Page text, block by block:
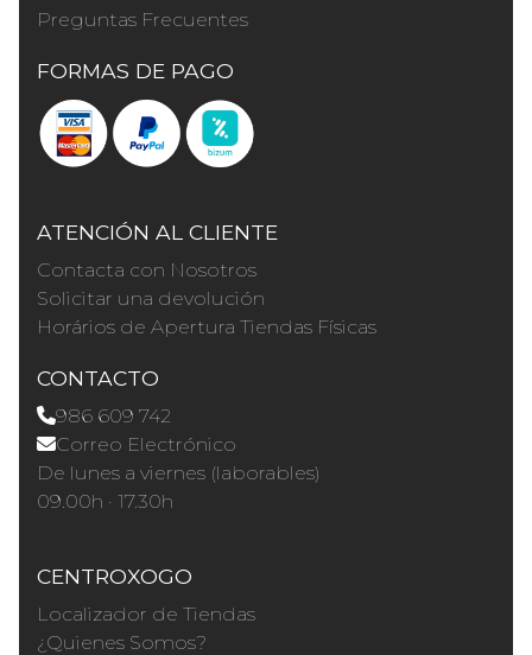
Preguntas Frecuentes
FORMAS DE PAGO
ATENCIÓN AL CLIENTE
Contacta con Nosotros
Solicitar una devolución
Horários de Apertura Tiendas Físicas
CONTACTO
986 609 742
Correo Electrónico
De lunes a viernes (laborables)
09.00h · 17.30h
CENTROXOGO
Localizador de Tiendas
¿Quienes Somos?